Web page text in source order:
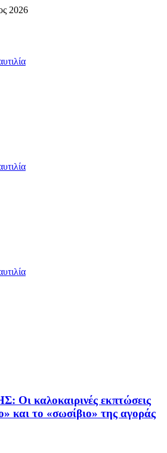
2026
καλοκαιρινές εκπτώσεις
και το «σωσίβιο» της αγοράς